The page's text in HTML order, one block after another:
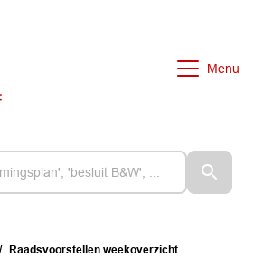
Menu
Raadsvoorstellen weekoverzicht